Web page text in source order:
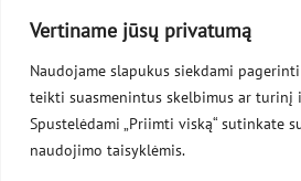
Vertiname jūsų privatumą
Naudojame slapukus siekdami
teikti suasmenintus skelbimus ar turinį
Spustelėdami „Priimti viską“ sutinkate
naudojimo taisyklėmis.